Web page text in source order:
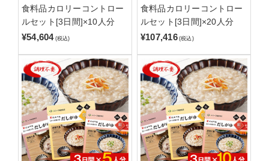
食料品カロリーコントロー
ルセット[3日間]×10人分
¥54,604 (税込)
食料品カロリーコントロー
ルセット[3日間]×20人分
¥107,416 (税込)